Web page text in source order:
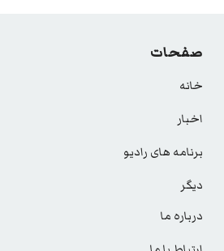
صفحات
خانه
اخبار
برنامه های رادیو
دیگر
درباره ما